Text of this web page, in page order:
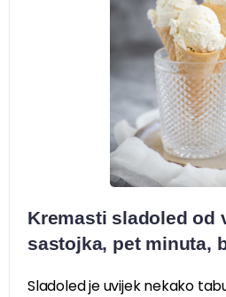
Kremasti sladoled od
sastojka, pet minuta,
Sladoled je uvijek nekako